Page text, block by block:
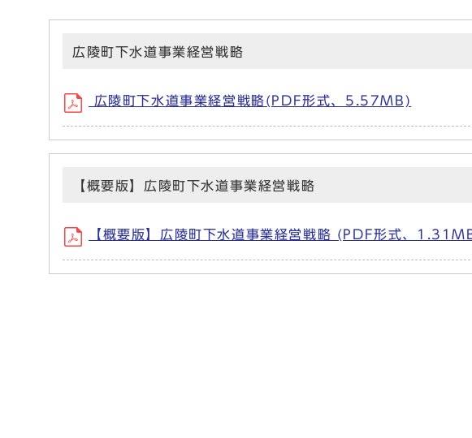
広陵町下水道事業経営戦略
広陵町下水道事業経営戦略(PDF形式、5.57MB)
【概要版】広陵町下水道事業経営戦略
【概要版】広陵町下水道事業経営戦略 (PDF形式、